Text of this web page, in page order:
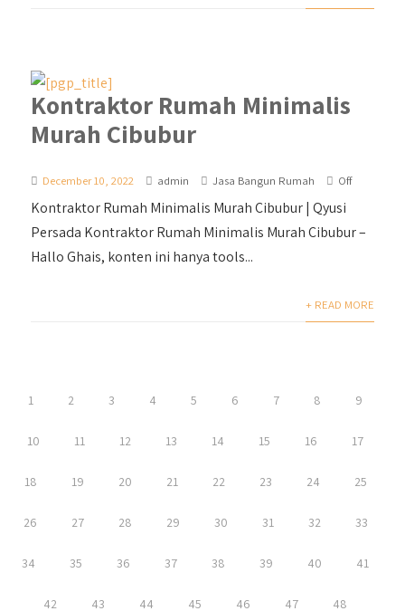
Kontraktor Rumah Minimalis
Murah Cibubur
December 10, 2022 admin Jasa Bangun Rumah Off
Kontraktor Rumah Minimalis Murah Cibubur | Qyusi
Persada Kontraktor Rumah Minimalis Murah Cibubur –
Hallo Ghais, konten ini hanya tools...
+ READ MORE
1 2 3 4 5 6 7 8 9
10 11 12 13 14 15 16 17
18 19 20 21 22 23 24 25
26 27 28 29 30 31 32 33
34 35 36 37 38 39 40 41
42 43 44 45 46 47 48